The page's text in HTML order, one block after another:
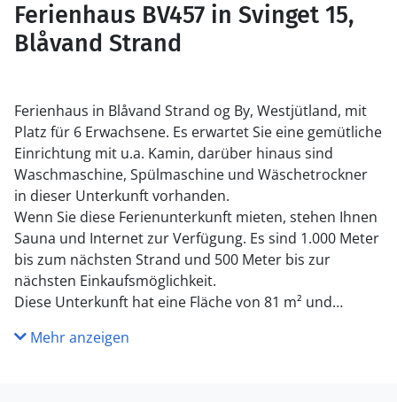
Ferienhaus BV457 in Svinget 15,
Blåvand Strand
Ferienhaus in Blåvand Strand og By, Westjütland, mit
Platz für 6 Erwachsene. Es erwartet Sie eine gemütliche
Einrichtung mit u.a. Kamin, darüber hinaus sind
Waschmaschine, Spülmaschine und Wäschetrockner
in dieser Unterkunft vorhanden.
Wenn Sie diese Ferienunterkunft mieten, stehen Ihnen
Sauna und Internet zur Verfügung. Es sind 1.000 Meter
bis zum nächsten Strand und 500 Meter bis zur
nächsten Einkaufsmöglichkeit.
Diese Unterkunft hat eine Fläche von 81 m² und
Schaukel.
Mehr anzeigen